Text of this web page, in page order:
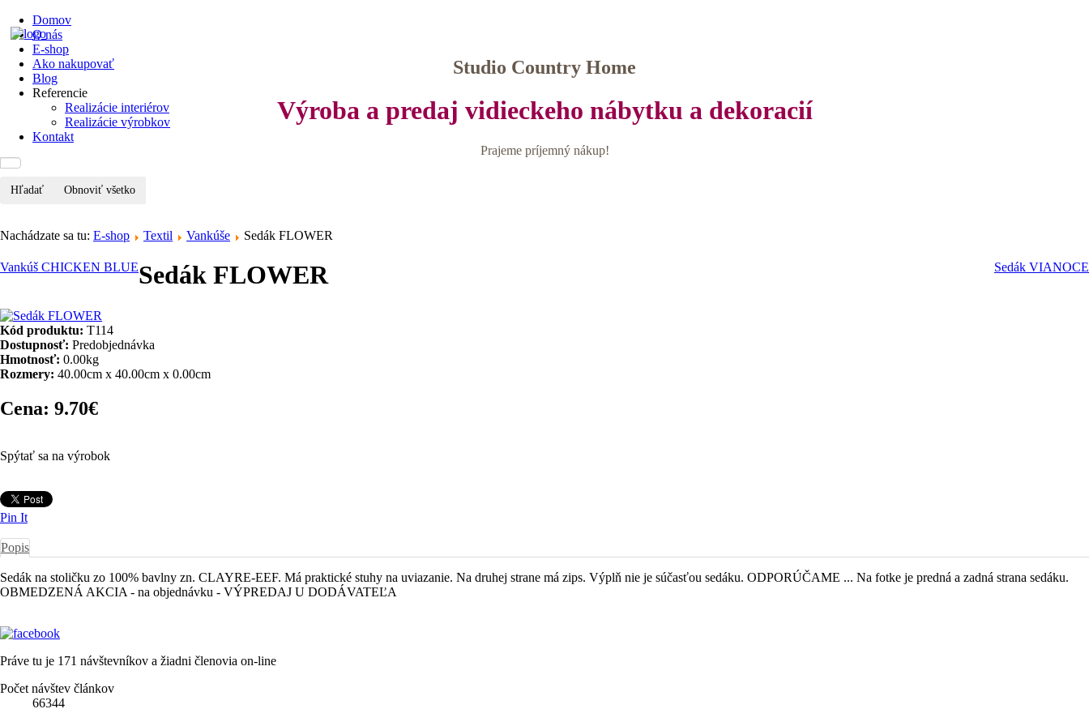
Studio Country Home
Výroba a predaj vidieckeho nábytku a dekoracií
Prajeme príjemný nákup!
Domov
O nás
E-shop
Ako nakupovať
Blog
Referencie
Realizácie interiérov
Realizácie výrobkov
Kontakt
Hľadať Obnoviť všetko
Nachádzate sa tu: E-shop Textil Vankúše Sedák FLOWER
Vankúš CHICKEN BLUE Sedák VIANOCE
Sedák FLOWER
Kód produktu: T114
Dostupnosť: Predobjednávka
Hmotnosť: 0.00kg
Rozmery: 40.00cm x 40.00cm x 0.00cm
Cena: 9.70€
Spýtať sa na výrobok
Pin It
Popis
Sedák na stoličku zo 100% bavlny zn. CLAYRE-EEF. Má praktické stuhy na uviazanie. Na druhej strane má zips. Výplň nie je súčasťou sedáku. ODPORÚČAME ... Na fotke je predná a zadná strana sedáku.
OBMEDZENÁ AKCIA - na objednávku - VÝPREDAJ U DODÁVATEĽA
Práve tu je 171 návštevníkov a žiadni členovia on-line
Počet návštev článkov
66344